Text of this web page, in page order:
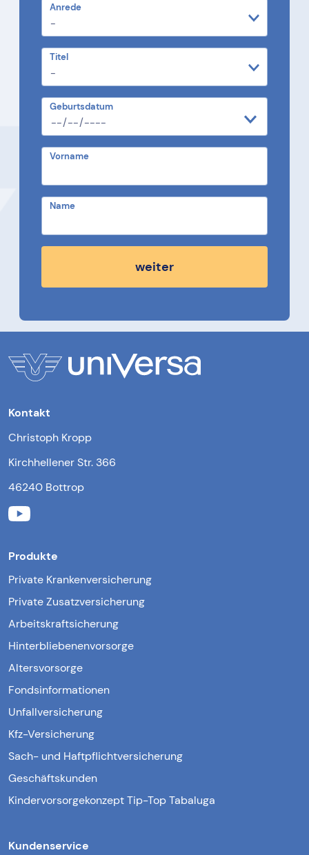
Anrede
Titel
Geburtsdatum
Vorname
Name
weiter
Kontakt
Christoph Kropp
Kirchhellener Str. 366
46240 Bottrop
Produkte
Private Krankenversicherung
Private Zusatzversicherung
Arbeitskraftsicherung
Hinterbliebenenvorsorge
Altersvorsorge
Fondsinformationen
Unfallversicherung
Kfz-Versicherung
Sach- und Haftpflichtversicherung
Geschäftskunden
Kindervorsorgekonzept Tip-Top Tabaluga
Kundenservice